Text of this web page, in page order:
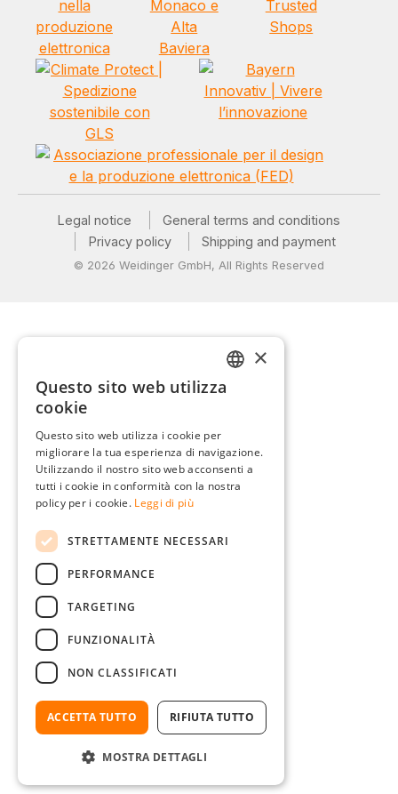
Legal notice
General terms and conditions
Privacy policy
Shipping and payment
© 2026 Weidinger GmbH, All Rights Reserved
FRENCH
ITALIAN
×
Questo sito web utilizza
cookie
Questo sito web utilizza i cookie per
migliorare la tua esperienza di navigazione.
Utilizzando il nostro sito web acconsenti a
tutti i cookie in conformità con la nostra
policy per i cookie. Leggi di più
STRETTAMENTE NECESSARI
PERFORMANCE
TARGETING
FUNZIONALITÀ
NON CLASSIFICATI
ACCETTA TUTTO RIFIUTA TUTTO
MOSTRA DETTAGLI